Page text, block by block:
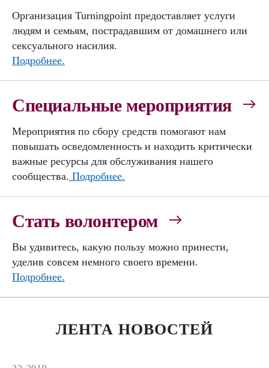
Организация Turningpoint предоставляет услуги
людям и семьям, пострадавшим от домашнего или
сексуального насилия.
Подробнее.
Специальные мероприятия
Мероприятия по сбору средств помогают нам
повышать осведомленность и находить критически
важные ресурсы для обслуживания нашего
сообщества. Подробнее.
Стать волонтером
Вы удивитесь, какую пользу можно принести,
уделив совсем немного своего времени.
Подробнее.
ЛЕНТА НОВОСТЕЙ